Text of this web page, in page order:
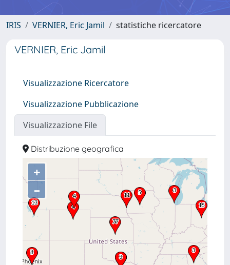
IRIS VERNIER, Eric Jamil statistiche ricercatore
VERNIER, Eric Jamil
Visualizzazione Ricercatore
Visualizzazione Pubblicazione
Visualizzazione File
Distribuzione geografica
+
–